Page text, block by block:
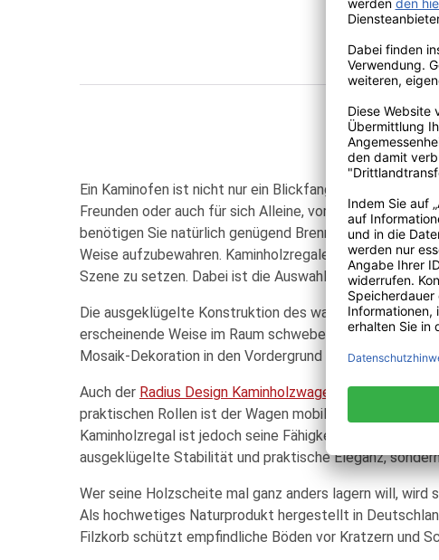
Ein Kaminofen ist nicht nur ein Blickfang für jedes
Freunden oder auch für sich Alleine, vor einem
benötigen Sie natürlich genügend Brennholz. Mit
Weise aufzubewahren. Kaminholzregale sind der
Szene zu setzen. Dabei ist die Auswahl an Design-
Die ausgeklügelte Konstruktion des wandmontierten
erscheinende Weise im Raum schweben. Das Design
Mosaik-Dekoration in den Vordergrund treten. Damit
Auch der Radius Design Kaminholzwagen
aus dem
praktischen Rollen ist der Wagen mobil und das
Kaminholzregal ist jedoch seine Fähigkeit sowohl
ausgeklügelte Stabilität und praktische Eleganz,
Wer seine Holzscheite mal ganz anders lagern will, wird
Als hochwetiges Naturprodukt hergestellt in
Filzkorb schützt empfindliche Böden vor Kratzern und